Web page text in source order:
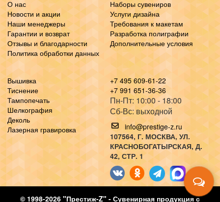
О нас
Новости и акции
Наши менеджеры
Гарантии и возврат
Отзывы и благодарности
Политика обработки данных
Наборы сувениров
Услуги дизайна
Требования к макетам
Разработка полиграфии
Дополнительные условия
Вышивка
Тиснение
Тампопечать
Шелкография
Деколь
Лазерная гравировка
+7 495 609-61-22
+7 991 651-36-36
Пн-Пт: 10:00 - 18:00
Сб-Вс: выходной
info@prestige-z.ru
107564, Г. МОСКВА, УЛ.
КРАСНОБОГАТЫРСКАЯ, Д.
42, СТР. 1
© 1998-2026 "Престиж-Z" - Сувенирная продукция с